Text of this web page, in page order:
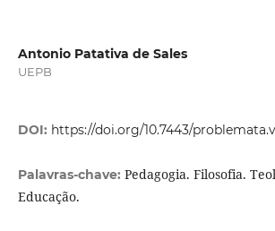
Antonio Patativa de Sales
UEPB
DOI: https://doi.org/10.7443/
Palavras-chave: Pedagogia. Filosofia.
Educação.